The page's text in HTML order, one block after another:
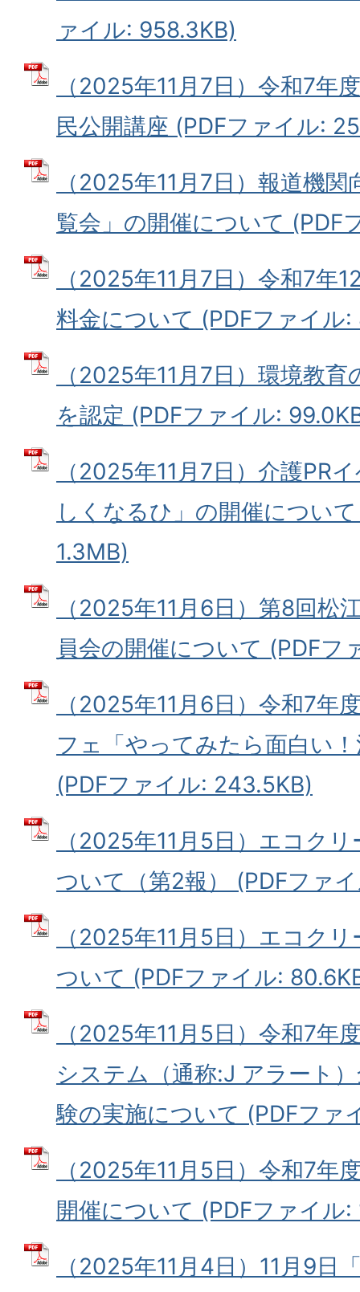
ァイル: 958.3KB)
（2025年11月7日）令和7年
民公開講座 (PDFファイル:
（2025年11月7日）報道機
覧会」の開催について (PDF
（2025年11月7日）令和7年
料金について (PDFファイル
（2025年11月7日）環境教
を認定 (PDFファイル:
（2025年11月7日）介護PR
しくなるひ」の開催につい
1.3MB)
（2025年11月6日）第8回松
員会の開催について (PDFフ
（2025年11月6日）令和7年
フェ「やってみたら面白い
(PDFファイル: 243.5KB)
（2025年11月5日）エコク
ついて（第2報） (PDFファ
（2025年11月5日）エコク
ついて (PDFファイル:
（2025年11月5日）令和7年
システム（通称:J アラート
験の実施について (PDFファ
（2025年11月5日）令和7年
開催について (PDFファイル:
（2025年11月4日）11月9日